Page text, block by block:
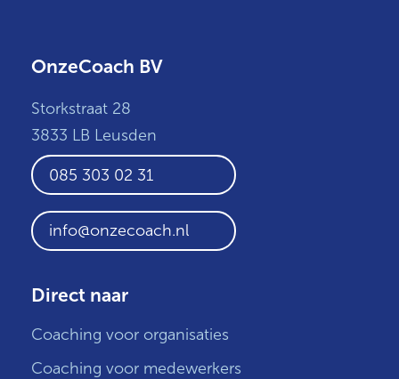
OnzeCoach BV
Storkstraat 28
3833 LB Leusden
085 303 02 31
info@onzecoach.nl
Direct naar
Coaching voor organisaties
Coaching voor medewerkers